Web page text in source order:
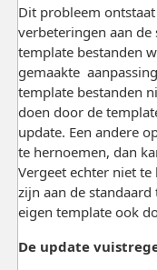
Dit probleem
verbeteringen aan de
template bestanden
gemaakte
template bestanden
doen door de
update. Een andere
te hernoemen, dan
Vergeet echter niet
zijn aan de
eigen template ook
De update